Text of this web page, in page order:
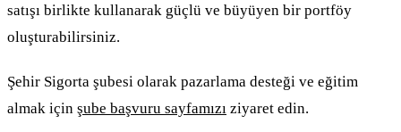
satışı birlikte kullanarak güçlü ve büyüyen bir portföy
oluşturabilirsiniz.
Şehir Sigorta şubesi olarak pazarlama desteği ve eğitim
almak için şube başvuru sayfamızı ziyaret edin.